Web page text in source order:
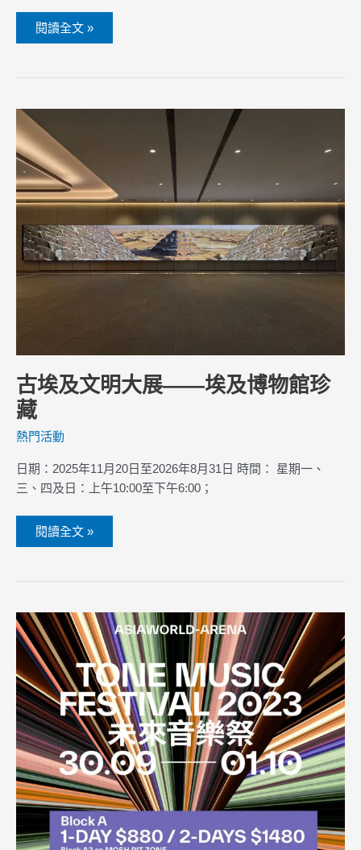
閱讀全文 »
古埃及文明大展——埃及博物館珍
藏
熱門活動
日期：2025年11月20日至2026年8月31日 時間： 星期一、
三、四及日：上午10:00至下午6:00；
埃
及
文
明
大
展
——
埃
及
博
物
館
珍
閱讀全文 »
未
來
音
樂
祭
TONE
Music
Festival
2023